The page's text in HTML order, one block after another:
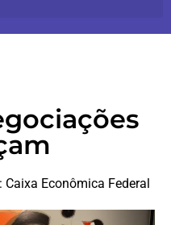
Caixa Econômica Federal